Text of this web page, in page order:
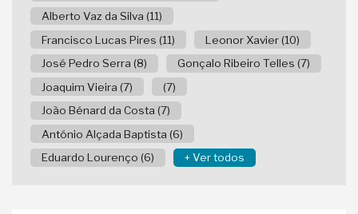
Alberto Vaz da Silva (11)
Francisco Lucas Pires (11)
Leonor Xavier (10)
José Pedro Serra (8)
Gonçalo Ribeiro Telles (7)
Joaquim Vieira (7)
(7)
João Bénard da Costa (7)
António Alçada Baptista (6)
Eduardo Lourenço (6)
+ Ver todos